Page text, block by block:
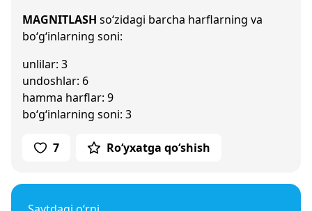
MAGNITLASH so‘zidagi barcha harflarning va
bo‘g‘inlarning soni:
unlilar: 3
undoshlar: 6
hamma harflar: 9
bo‘g‘inlarning soni: 3
7 Ro‘yxatga qo‘shish